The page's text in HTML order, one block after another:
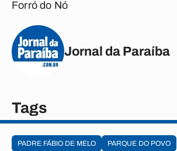
Forró do Nó
Jornal da Paraíba
Tags
PADRE FÁBIO DE MELO
PARQUE DO POVO